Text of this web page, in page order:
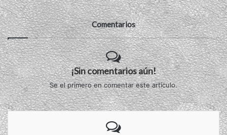
Comentarios
¡Sin comentarios aún!
Se el primero en comentar este artículo.